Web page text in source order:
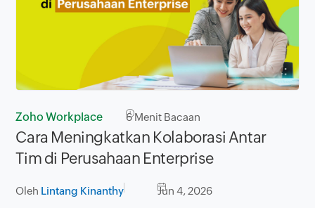
Zoho Workplace 6Menit Bacaan
Cara Meningkatkan Kolaborasi Antar
Tim di Perusahaan Enterprise
Oleh Lintang Kinanthy Jun 4, 2026